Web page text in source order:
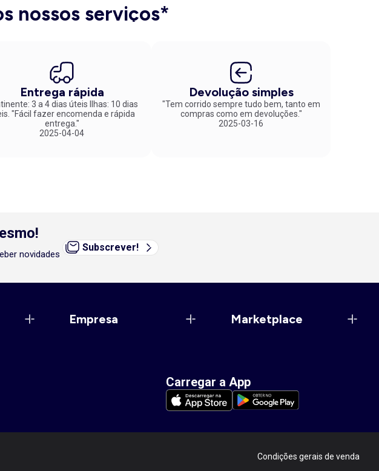
nossos serviços*
Entrega rápida
3 a 4 dias úteis Ilhas: 10 dias
e rápida
entrega."
2025-04-04
Devolução simples
"Tem corrido sempre tudo bem, tanto em
compras como em devoluções."
2025-03-16
novidades
Subscrever!
Empresa Marketplace
Carregar a App
Condições gerais de venda